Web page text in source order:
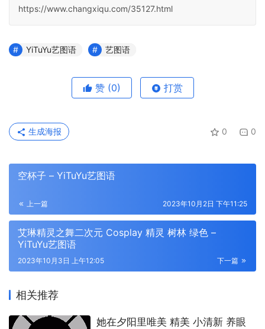
https://www.changxiqu.com/35127.html
YiTuYu艺图语 艺图语
赞 (0) 打赏
0 0
生成海报
空杯子 – YiTuYu艺图语
上一篇 2023年10月2日 下午11:25
艾琳精灵之舞二次元 Cosplay 精灵 树林 绿色 –
YiTuYu艺图语
下一篇
2023年10月3日 上午12:05
相关推荐
她在夕阳里唯美 精美 小清新 养眼